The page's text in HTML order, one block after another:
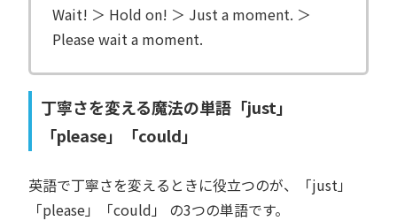
Wait! ＞ Hold on! ＞ Just a moment. ＞
Please wait a moment.
丁寧さを変える魔法の単語「just」
「please」「could」
英語で丁寧さを変えるときに役立つのが、「just」
「please」「could」 の3つの単語です。